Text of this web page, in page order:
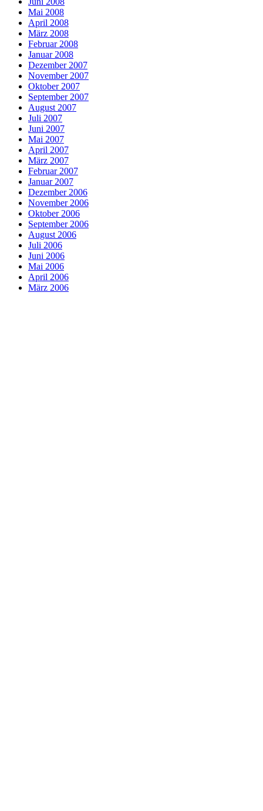
Mai 2008
April 2008
März 2008
Februar 2008
Januar 2008
Dezember 2007
November 2007
Oktober 2007
September 2007
August 2007
Juli 2007
Juni 2007
Mai 2007
April 2007
März 2007
Februar 2007
Januar 2007
Dezember 2006
November 2006
Oktober 2006
September 2006
August 2006
Juli 2006
Juni 2006
Mai 2006
April 2006
März 2006